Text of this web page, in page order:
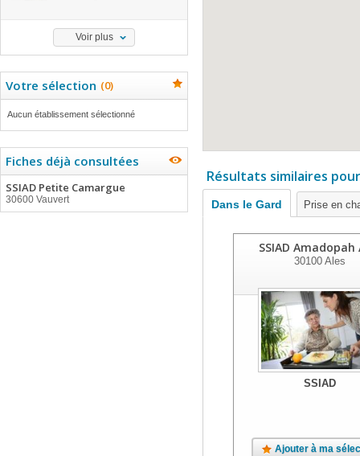
Voir plus
Votre sélection (0)
Aucun établissement sélectionné
Fiches déjà consultées
SSIAD Petite Camargue
30600 Vauvert
Résultats similaires
Dans le Gard Prise en
SSIAD Amadopah
30100Ales
SSIAD
Ajouter à ma